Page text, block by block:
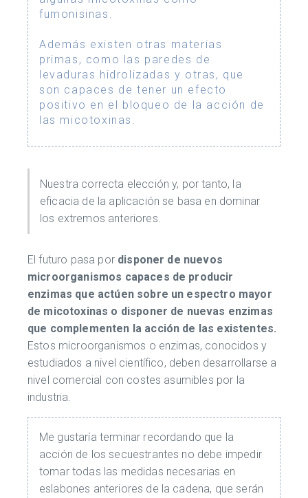
fumonisinas.
Además existen otras materias
primas, como las paredes de
levaduras hidrolizadas y otras, que
son capaces de tener un efecto
positivo en el bloqueo de la acción de
las micotoxinas.
Nuestra correcta elección y, por tanto, la
eficacia de la aplicación se basa en dominar
los extremos anteriores.
El futuro pasa por disponer de nuevos
microorganismos capaces de producir
enzimas que actúen sobre un espectro mayor
de micotoxinas o disponer de nuevas enzimas
que complementen la acción de las existentes.
Estos microorganismos o enzimas, conocidos y
estudiados a nivel científico, deben desarrollarse a
nivel comercial con costes asumibles por la
industria.
Me gustaría terminar recordando que la
acción de los secuestrantes no debe impedir
tomar todas las medidas necesarias en
eslabones anteriores de la cadena, que serán